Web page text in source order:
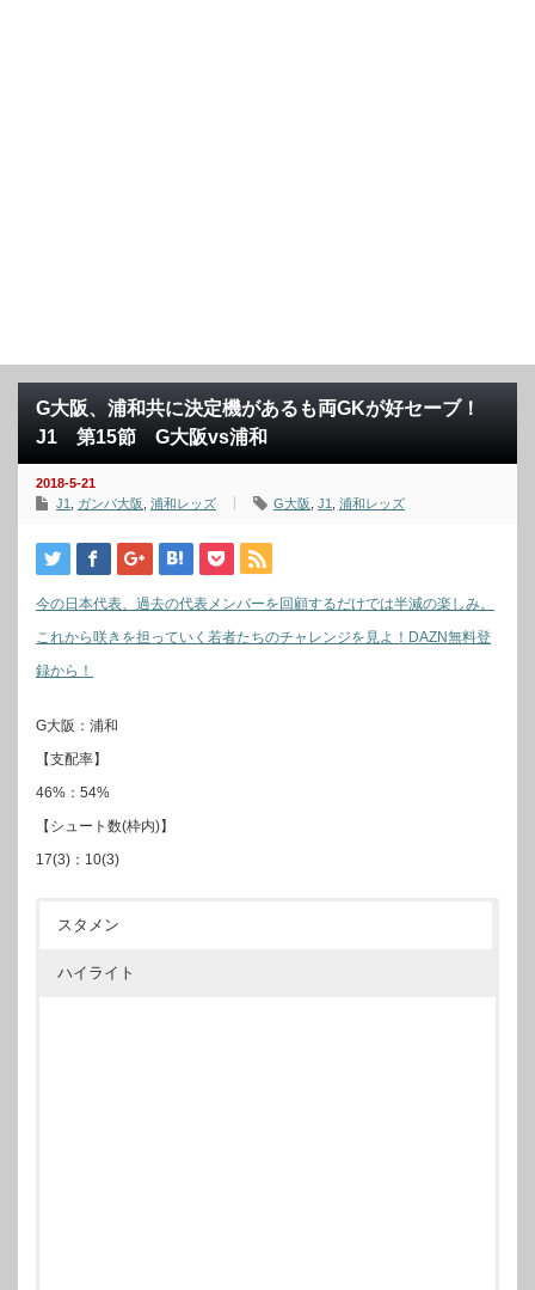
G大阪、浦和共に決定機があるも両GKが好セーブ！
J1 第15節 G大阪vs浦和
2018-5-21
J1
ガンバ大阪 浦和レッズ G大阪 J1 浦和レッズ
今の日本代表、過去の代表メンバーを回顧するだけでは半減の楽しみ。
これから咲きを担っていく若者たちのチャレンジを見よ！DAZN無料登
録から！
G大阪：浦和
【支配率】
46%：54%
【シュート数(枠内)】
17(3)：10(3)
スタメン
ハイライト